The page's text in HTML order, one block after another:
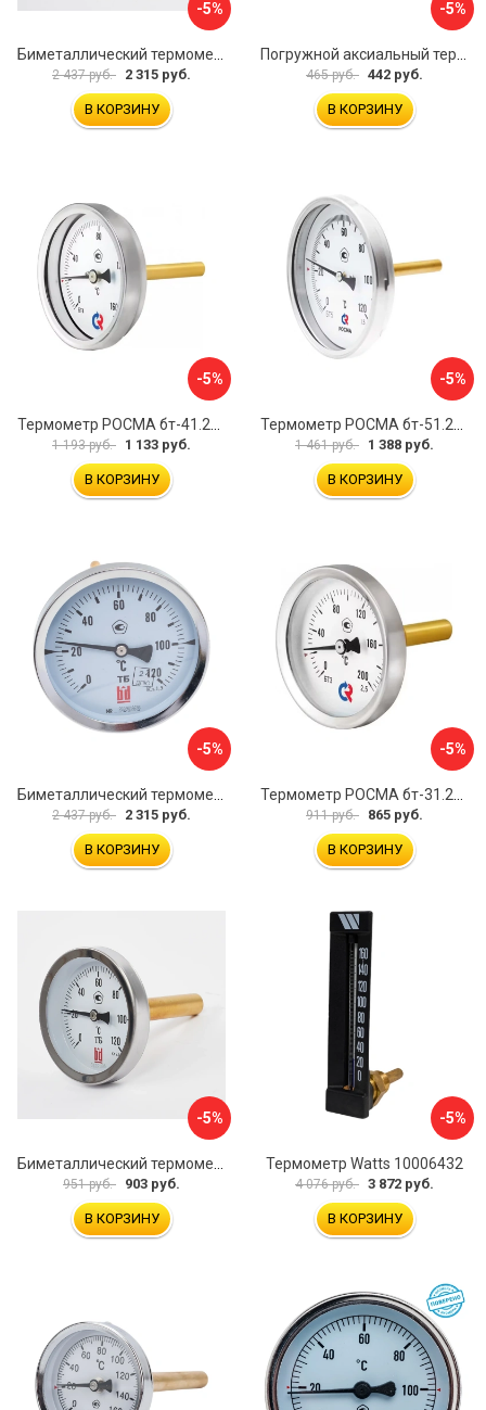
-5%
2 437 руб. 2 315 руб.
В КОРЗИНУ
-5%
465 руб. 442 руб.
В КОРЗИНУ
-5%
1 193 руб. 1 133 руб.
В КОРЗИНУ
-5%
1 461 руб. 1 388 руб.
В КОРЗИНУ
-5%
2 437 руб. 2 315 руб.
В КОРЗИНУ
-5%
911 руб. 865 руб.
В КОРЗИНУ
-5%
Биметаллический термометр BD ТБ 63Т/46 1161001031
951 руб. 903 руб.
В КОРЗИНУ
-5%
Термометр Watts 10006432
4 076 руб. 3 872 руб.
В КОРЗИНУ